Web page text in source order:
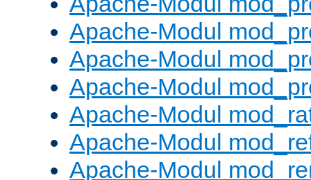
Apache-Modul
Apache-Modul
Apache-Modul
Apache-Modul
Apache-Modul
Apache-Modul